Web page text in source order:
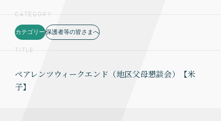
CATEGORY
カテゴリー 保護者等の皆さまへ
TITLE
ペアレンツウィークエンド（地区父母懇談会）【米
子】